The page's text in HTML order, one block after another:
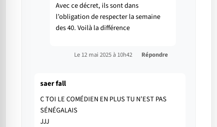
Avec ce décret, ils sont dans
l’obligation de respecter la semaine
des 40. Voilà la différence
Le 12 mai 2025 à 10h42 Répondre
saer fall
C TOI LE COMÉDIEN EN PLUS TU N’EST PAS
SÉNÉGALAIS
JJJ